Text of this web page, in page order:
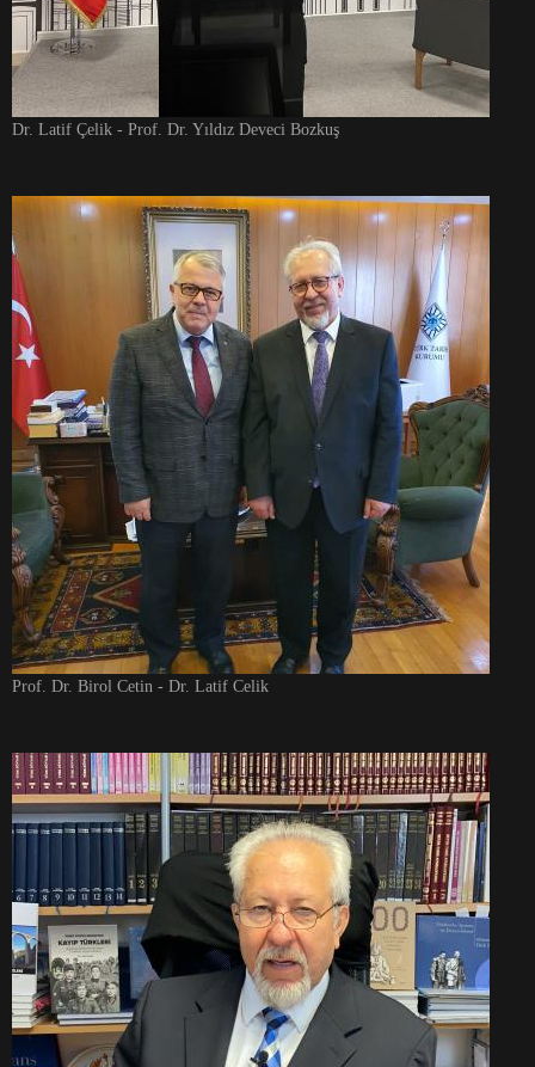
Dr. Latif Çelik - Prof. Dr. Yıldız Deveci Bozkuş
Prof. Dr. Birol Cetin - Dr. Latif Celik